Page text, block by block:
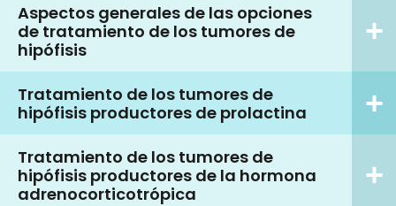
Aspectos generales de las opciones
de tratamiento de los tumores de
hipófisis
Tratamiento de los tumores de
hipófisis productores de prolactina
Tratamiento de los tumores de
hipófisis productores de la hormona
adrenocorticotrópica